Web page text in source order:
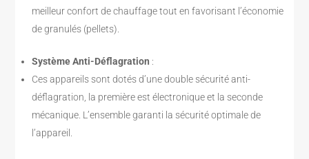
meilleur confort de chauffage tout en favorisant l’économie
de granulés (pellets).
Système Anti-Déflagration :
Ces appareils sont dotés d’une double sécurité anti-
déflagration, la première est électronique et la seconde
mécanique. L’ensemble garanti la sécurité optimale de
l’appareil.